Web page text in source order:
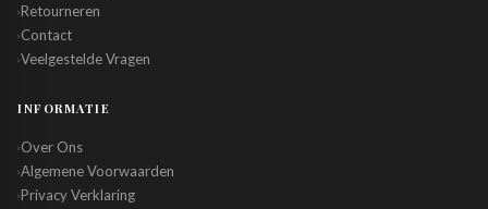
›Retourneren
›Contact
›Veelgestelde Vragen
INFORMATIE
›Over Ons
›Algemene Voorwaarden
›Privacy Verklaring